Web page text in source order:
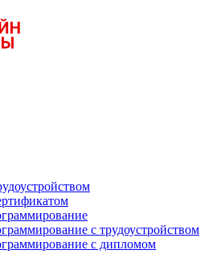
с трудоустройством
с дипломом